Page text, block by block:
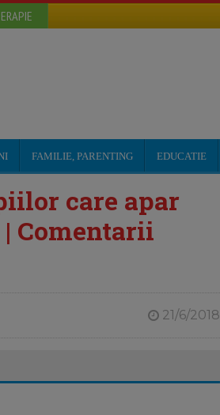
FAMILIE, PARENTING EDUCATIE
care apar
Comentarii
21/6/2018